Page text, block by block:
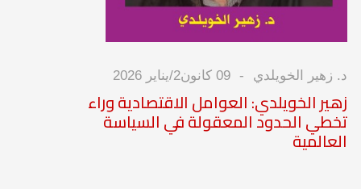
د. زهير الخويلدي 09 كانون2/يناير 2026
زهير الخويلدي: العوامل الاقتصادية وراء
تخطي الحدود المعقولة في السياسة
العالمية